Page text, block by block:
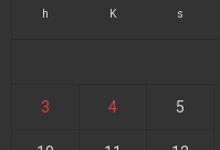
h K s
3 4 5